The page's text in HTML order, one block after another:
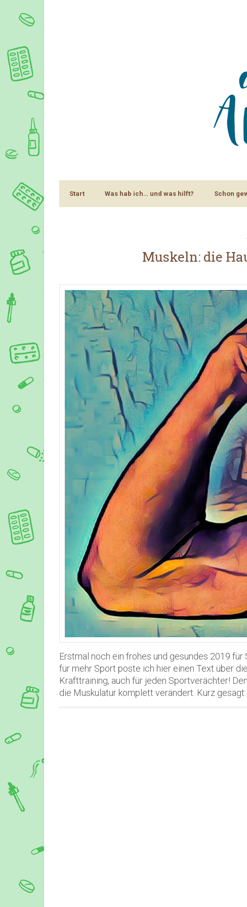
Start Was hab ich… und was hilft? Schon
Muskeln: die
Erstmal noch ein frohes und gesundes 2019
für mehr Sport poste ich hier einen Text über
Krafttraining, auch für jeden Sportverächter!
die Muskulatur komplett verändert. Kurz